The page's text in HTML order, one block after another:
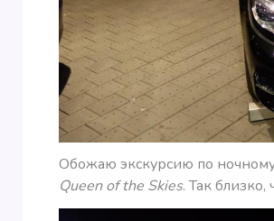
Обожаю экскурсию по
Queen of the Skies. Так